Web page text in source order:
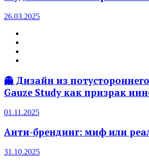
26.03.2025
👻 Дизайн из
Gauze Study как призрак
01.11.2025
Анти-брендинг: миф или
31.10.2025